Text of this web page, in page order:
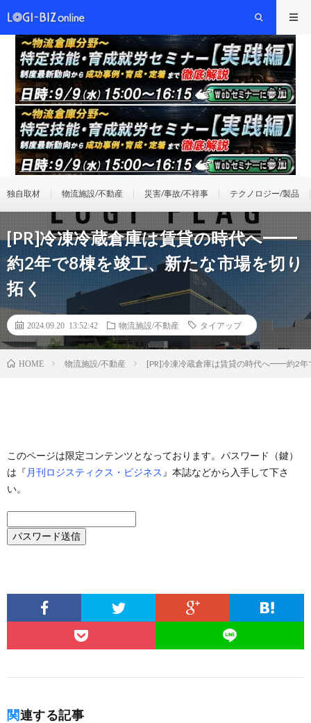
独自取材 物流施設/不動産 災害/事故/不祥事 テクノロジー/製品
[PR]冷凍冷蔵倉庫は賃貸の時代へ━━
約2年で8棟を竣工、新たな市場を切り
拓く
2024.09.20 13:52:42 物流施設/不動産 タイアップ
HOME 物流施設/不動産 [PR]冷凍冷蔵倉庫は賃貸の時代へ━━約2年
このページは限定コンテンツとなっております。パスワード（鍵）
は『 月刊ロジスティクス・ビジネス 』本誌などから入手して下さ
い。
関連する記事